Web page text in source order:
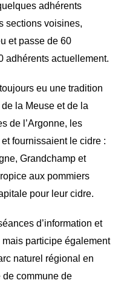
adhérents
sections voisines,
et passe de 60
adhérents actuellement.
eu une tradition
la Meuse et de la
de l’Argonne, les
fournissaient le cidre :
Grandchamp et
aux pommiers
pour leur cidre.
d’information et
participe également
naturel régional en
commune de